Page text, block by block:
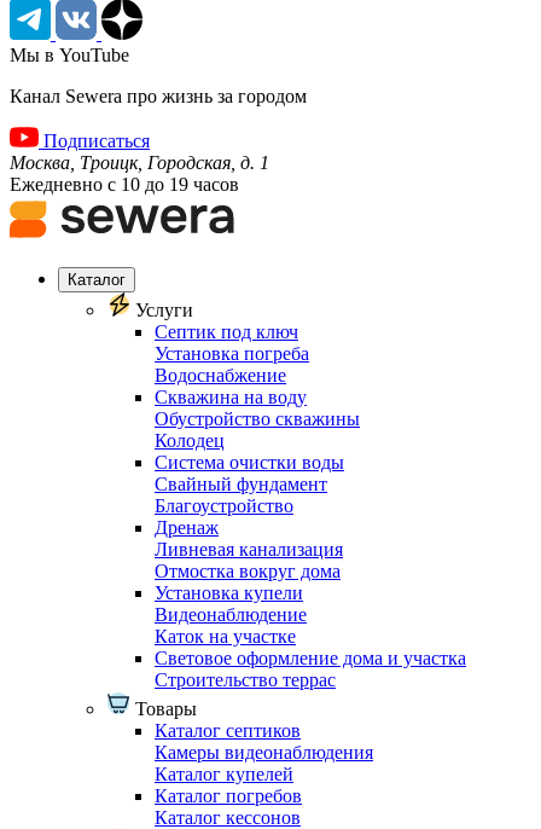
Мы в YouTube
Канал Sewera про жизнь за городом
Подписаться
Москва, Троицк, Городская, д. 1
Ежедневно с 10 до 19 часов
Каталог
Услуги
Септик под ключ
Установка погреба
Водоснабжение
Скважина на воду
Обустройство скважины
Колодец
Система очистки воды
Свайный фундамент
Благоустройство
Дренаж
Ливневая канализация
Отмостка вокруг дома
Установка купели
Видеонаблюдение
Каток на участке
Световое оформление дома и участка
Строительство террас
Товары
Каталог септиков
Камеры видеонаблюдения
Каталог купелей
Каталог погребов
Каталог кессонов